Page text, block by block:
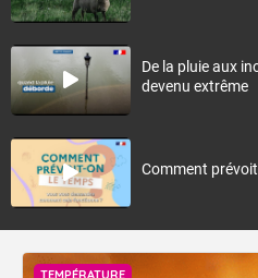
De la pluie aux
devenu extrême
Comment
TEMPÉRATURE